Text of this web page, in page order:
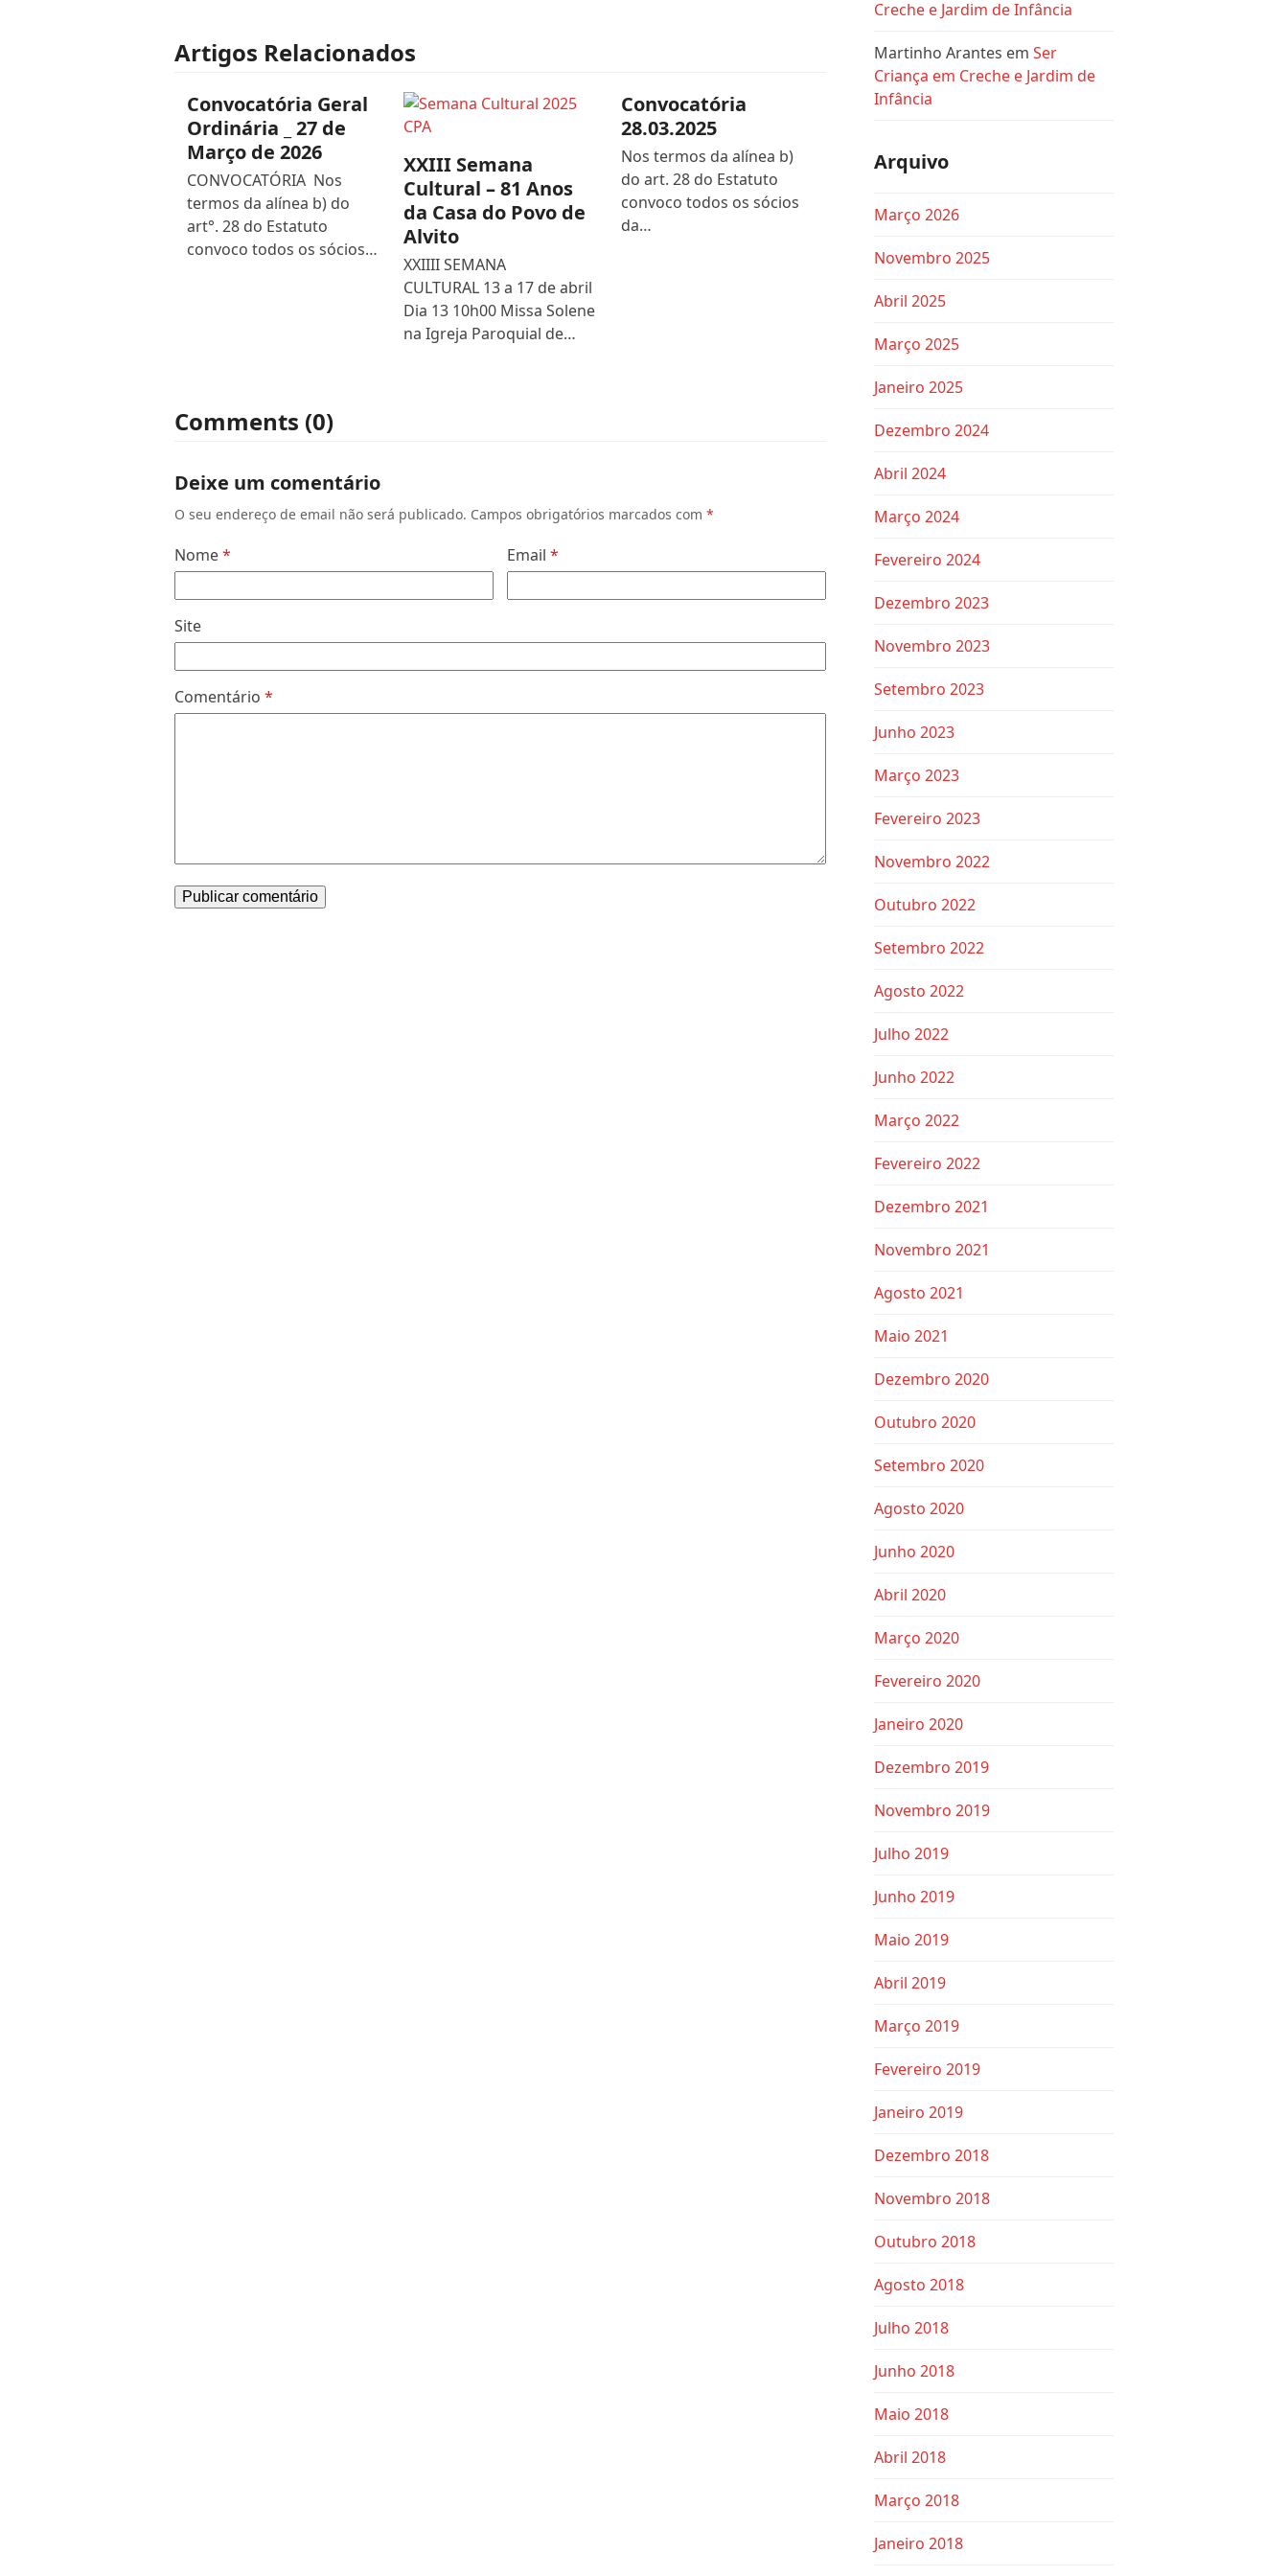
Artigos Relacionados
Convocatória Geral
Ordinária _ 27 de
Março de 2026
CONVOCATÓRIA Nos
termos da alínea b) do
art°. 28 do Estatuto
convoco todos os sócios…
XXIII Semana
Cultural – 81 Anos
da Casa do Povo de
Alvito
XXIIII SEMANA
CULTURAL 13 a 17 de abril
Dia 13 10h00 Missa Solene
na Igreja Paroquial de…
Convocatória
28.03.2025
Nos termos da alínea b)
do art. 28 do Estatuto
convoco todos os sócios
da…
Comments (0)
Deixe um comentário
O seu endereço de email não será publicado. Campos obrigatórios marcados com *
Nome* Email *
Site
Comentário *
Creche e Jardim de Infância
Martinho Arantes em Ser
Criança em Creche e Jardim de
Infância
Arquivo
Março 2026
Novembro 2025
Abril 2025
Março 2025
Janeiro 2025
Dezembro 2024
Abril 2024
Março 2024
Fevereiro 2024
Dezembro 2023
Novembro 2023
Setembro 2023
Junho 2023
Março 2023
Fevereiro 2023
Novembro 2022
Outubro 2022
Setembro 2022
Agosto 2022
Julho 2022
Junho 2022
Março 2022
Fevereiro 2022
Dezembro 2021
Novembro 2021
Agosto 2021
Maio 2021
Dezembro 2020
Outubro 2020
Setembro 2020
Agosto 2020
Junho 2020
Abril 2020
Março 2020
Fevereiro 2020
Janeiro 2020
Dezembro 2019
Novembro 2019
Julho 2019
Junho 2019
Maio 2019
Abril 2019
Março 2019
Fevereiro 2019
Janeiro 2019
Dezembro 2018
Novembro 2018
Outubro 2018
Agosto 2018
Julho 2018
Junho 2018
Maio 2018
Abril 2018
Março 2018
Janeiro 2018